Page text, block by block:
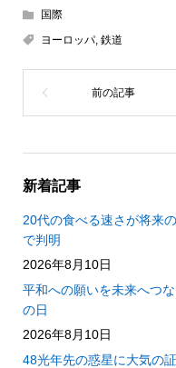
国際
ヨーロッパ, 鉄道
新着記事
20代の食べる速さが将来
で判明
2026年8月10日
平和への願いを未来へつ
の日
2026年8月10日
48光年先の惑星に大気の